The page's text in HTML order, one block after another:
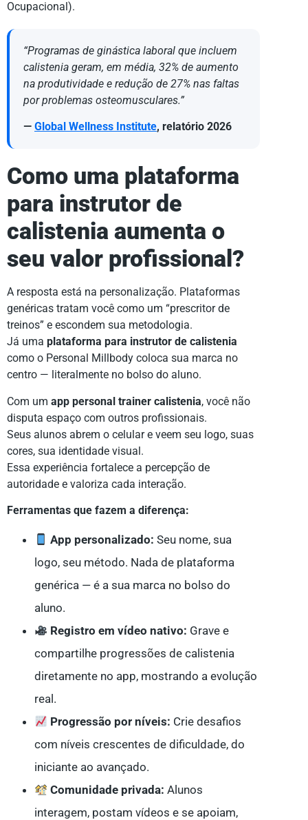
Ocupacional).
“Programas de ginástica laboral que incluem
calistenia geram, em média, 32% de aumento
na produtividade e redução de 27% nas faltas
por problemas osteomusculares.”
— Global Wellness Institute, relatório 2026
Como uma plataforma
para instrutor de
calistenia aumenta o
seu valor profissional?
A resposta está na personalização. Plataformas
genéricas tratam você como um “prescritor de
treinos” e escondem sua metodologia.
Já uma plataforma para instrutor de calistenia
como o Personal Millbody coloca sua marca no
centro — literalmente no bolso do aluno.
Com um app personal trainer calistenia, você não
disputa espaço com outros profissionais.
Seus alunos abrem o celular e veem seu logo, suas
cores, sua identidade visual.
Essa experiência fortalece a percepção de
autoridade e valoriza cada interação.
Ferramentas que fazem a diferença:
App personalizado: Seu nome, sua
logo, seu método. Nada de plataforma
genérica — é a sua marca no bolso do
aluno.
Registro em vídeo nativo: Grave e
compartilhe progressões de calistenia
diretamente no app, mostrando a evolução
real.
Progressão por níveis: Crie desafios
com níveis crescentes de dificuldade, do
iniciante ao avançado.
Comunidade privada: Alunos
interagem, postam vídeos e se apoiam,